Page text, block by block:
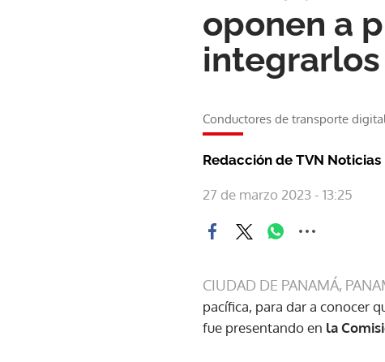
oponen a
Conductores de transporte
Redacción de TVN Noticias
27 de marzo 2023 - 13:25
CIUDAD DE PANAMÁ,
pacífica, para dar a conocer
fue presentando en la